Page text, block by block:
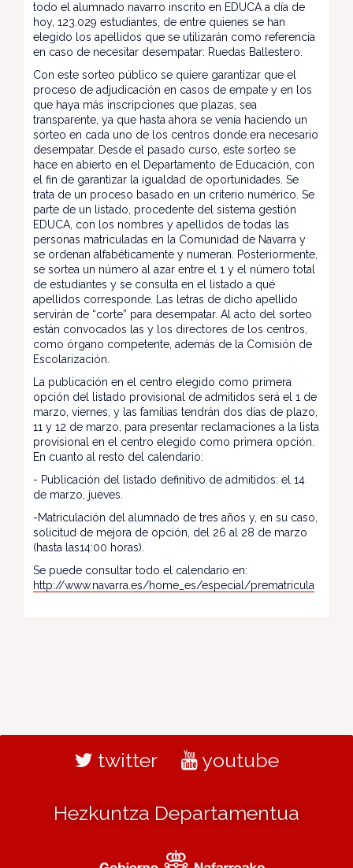
todo el alumnado navarro inscrito en EDUCA a día de
hoy, 123.029 estudiantes, de entre quienes se han
elegido los apellidos que se utilizarán como referencia
en caso de necesitar desempatar: Ruedas Ballestero.
Con este sorteo público se quiere garantizar que el
proceso de adjudicación en casos de empate y en los
que haya más inscripciones que plazas, sea
transparente, ya que hasta ahora se venía haciendo un
sorteo en cada uno de los centros donde era necesario
desempatar. Desde el pasado curso, este sorteo se
hace en abierto en el Departamento de Educación, con
el fin de garantizar la igualdad de oportunidades. Se
trata de un proceso basado en un criterio numérico. Se
parte de un listado, procedente del sistema gestión
EDUCA, con los nombres y apellidos de todas las
personas matriculadas en la Comunidad de Navarra y
se ordenan alfabéticamente y numeran. Posteriormente,
se sortea un número al azar entre el 1 y el número total
de estudiantes y se consulta en el listado a qué
apellidos corresponde. Las letras de dicho apellido
servirán de “corte” para desempatar. Al acto del sorteo
están convocados las y los directores de los centros,
como órgano competente, además de la Comisión de
Escolarización.
La publicación en el centro elegido como primera
opción del listado provisional de admitidos será el 1 de
marzo, viernes, y las familias tendrán dos días de plazo,
11 y 12 de marzo, para presentar reclamaciones a la lista
provisional en el centro elegido como primera opción.
En cuanto al resto del calendario:
- Publicación del listado definitivo de admitidos: el 14
de marzo, jueves.
-Matriculación del alumnado de tres años y, en su caso,
solicitud de mejora de opción, del 26 al 28 de marzo
(hasta las14:00 horas).
Se puede consultar todo el calendario en:
http://www.navarra.es/home_es/especial/prematricula
twitter youtube
Hezkuntza Departamentua